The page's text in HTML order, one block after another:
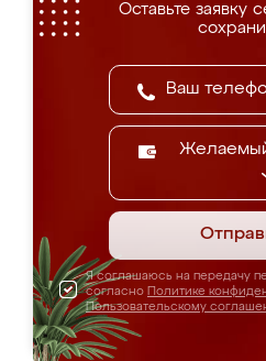
Оставьте заявку
Я соглашаюсь на передачу
согласно Политике
Пользовательскому